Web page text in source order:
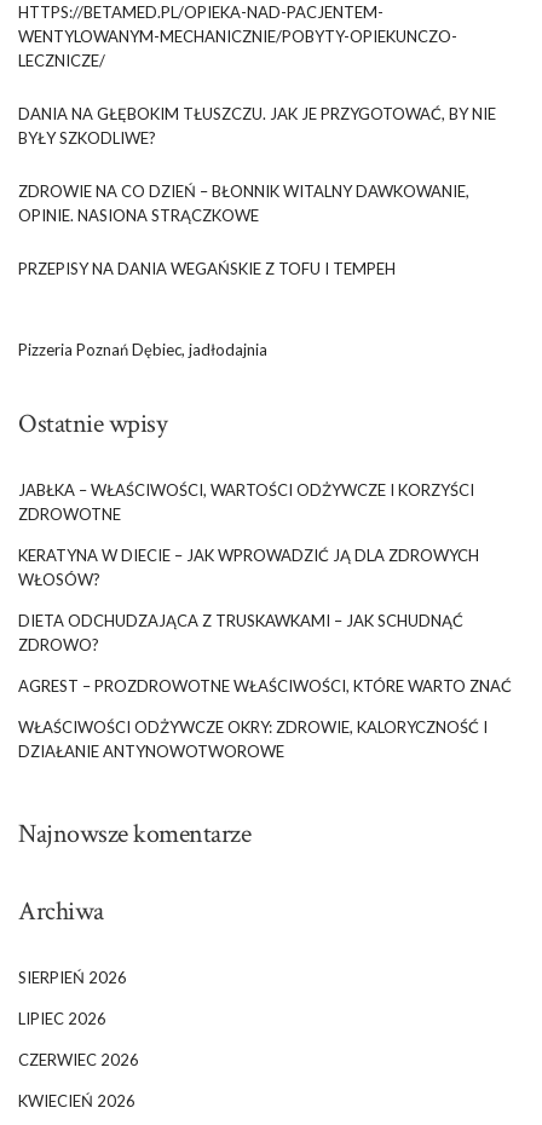
HTTPS://BETAMED.PL/OPIEKA-NAD-PACJENTEM-
WENTYLOWANYM-MECHANICZNIE/POBYTY-OPIEKUNCZO-
LECZNICZE/
DANIA NA GŁĘBOKIM TŁUSZCZU. JAK JE PRZYGOTOWAĆ, BY NIE
BYŁY SZKODLIWE?
ZDROWIE NA CO DZIEŃ – BŁONNIK WITALNY DAWKOWANIE,
OPINIE. NASIONA STRĄCZKOWE
PRZEPISY NA DANIA WEGAŃSKIE Z TOFU I TEMPEH
Pizzeria Poznań Dębiec, jadłodajnia
Ostatnie wpisy
JABŁKA – WŁAŚCIWOŚCI, WARTOŚCI ODŻYWCZE I KORZYŚCI
ZDROWOTNE
KERATYNA W DIECIE – JAK WPROWADZIĆ JĄ DLA ZDROWYCH
WŁOSÓW?
DIETA ODCHUDZAJĄCA Z TRUSKAWKAMI – JAK SCHUDNĄĆ
ZDROWO?
AGREST – PROZDROWOTNE WŁAŚCIWOŚCI, KTÓRE WARTO ZNAĆ
WŁAŚCIWOŚCI ODŻYWCZE OKRY: ZDROWIE, KALORYCZNOŚĆ I
DZIAŁANIE ANTYNOWOTWOROWE
Najnowsze komentarze
Archiwa
SIERPIEŃ 2026
LIPIEC 2026
CZERWIEC 2026
KWIECIEŃ 2026